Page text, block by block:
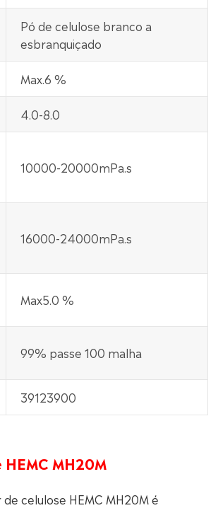
Pó de celulose branco a
esbranquiçado
Max.6 %
4.0-8.0
10000-20000mPa.s
16000-24000mPa.s
Max5.0 %
99% passe 100 malha
39123900
MH20M
celulose HEMC MH20M é